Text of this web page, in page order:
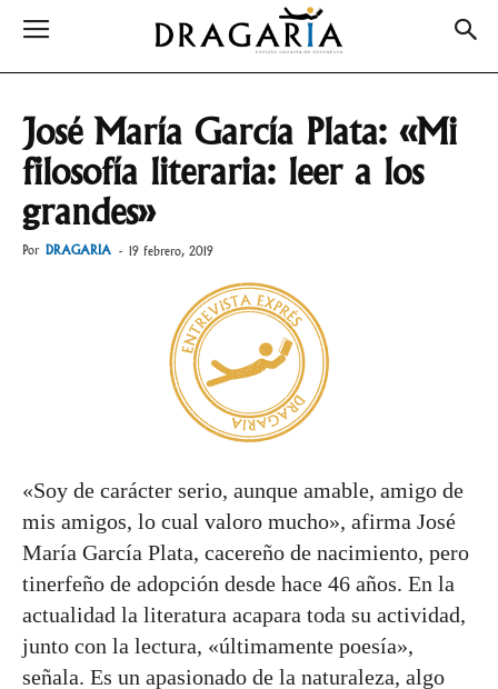
José María García Plata: «Mi
filosofía literaria: leer a los
grandes»
Por DRAGARIA - 19 febrero, 2019
«Soy de carácter serio, aunque amable, amigo de
mis amigos, lo cual valoro mucho», afirma José
María García Plata, cacereño de nacimiento, pero
tinerfeño de adopción desde hace 46 años. En la
actualidad la literatura acapara toda su actividad,
junto con la lectura, «últimamente poesía»,
señala. Es un apasionado de la naturaleza, algo